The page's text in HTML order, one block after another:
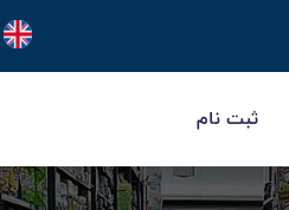
ثبت نام